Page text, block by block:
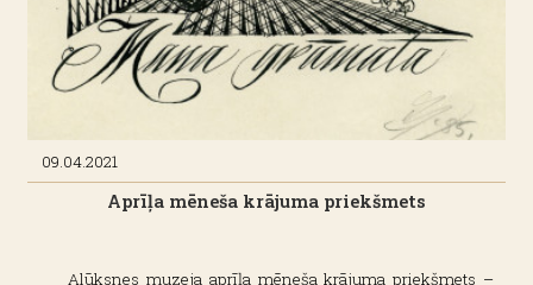
09.04.2021
Aprīļa mēneša krājuma priekšmets
Alūksnes muzeja aprīļa mēneša krājuma priekšmets –